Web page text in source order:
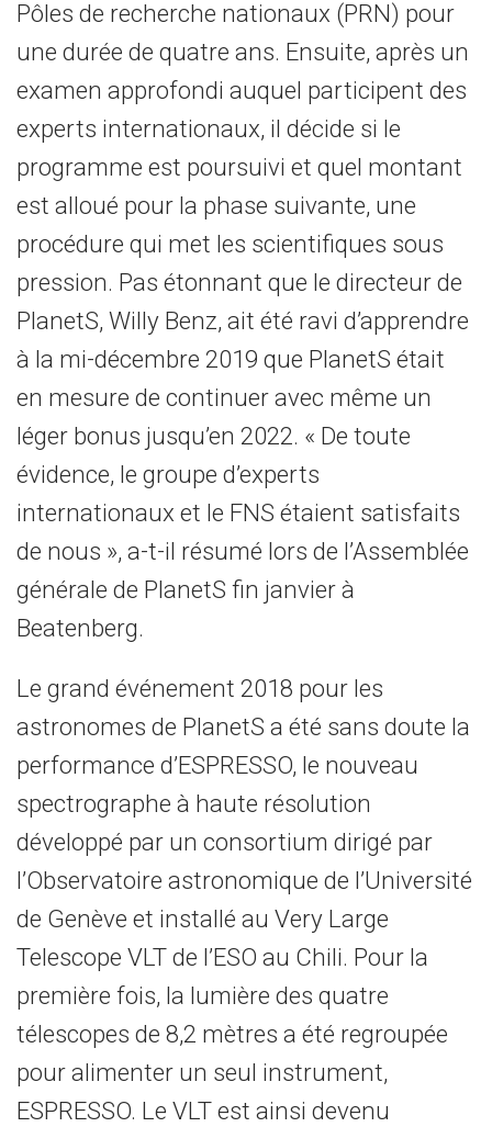
Pôles de recherche nationaux (PRN) pour
une durée de quatre ans. Ensuite, après un
examen approfondi auquel participent des
experts internationaux, il décide si le
programme est poursuivi et quel montant
est alloué pour la phase suivante, une
procédure qui met les scientifiques sous
pression. Pas étonnant que le directeur de
PlanetS, Willy Benz, ait été ravi d’apprendre
à la mi-décembre 2019 que PlanetS était
en mesure de continuer avec même un
léger bonus jusqu’en 2022. « De toute
évidence, le groupe d’experts
internationaux et le FNS étaient satisfaits
de nous », a-t-il résumé lors de l’Assemblée
générale de PlanetS fin janvier à
Beatenberg.
Le grand événement 2018 pour les
astronomes de PlanetS a été sans doute la
performance d’ESPRESSO, le nouveau
spectrographe à haute résolution
développé par un consortium dirigé par
l’Observatoire astronomique de l’Université
de Genève et installé au Very Large
Telescope VLT de l’ESO au Chili. Pour la
première fois, la lumière des quatre
télescopes de 8,2 mètres a été regroupée
pour alimenter un seul instrument,
ESPRESSO. Le VLT est ainsi devenu